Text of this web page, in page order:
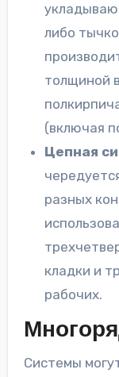
либо
толщиной
(включая
Цепная
разных
кладки и
рабочих.
Системы